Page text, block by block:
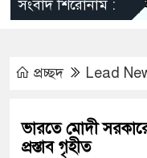
সংবাদ শিরোনাম :
তনু হত্যা
প্রচ্ছদ Lead
ভারতে মোদী
প্রস্তাব গৃহীত